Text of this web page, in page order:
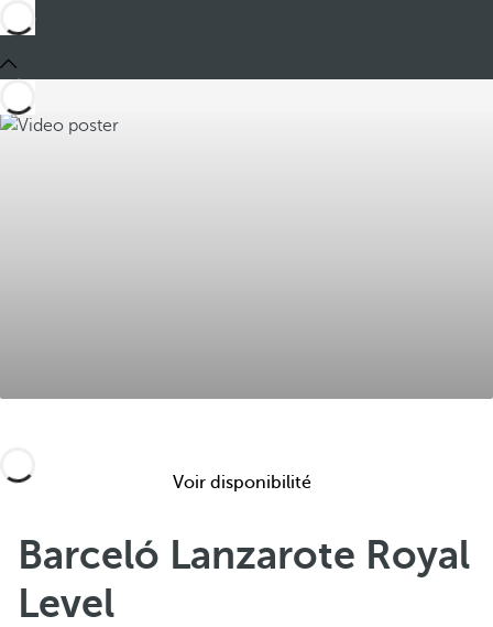
Voir disponibilité
Barceló Lanzarote Royal
Level